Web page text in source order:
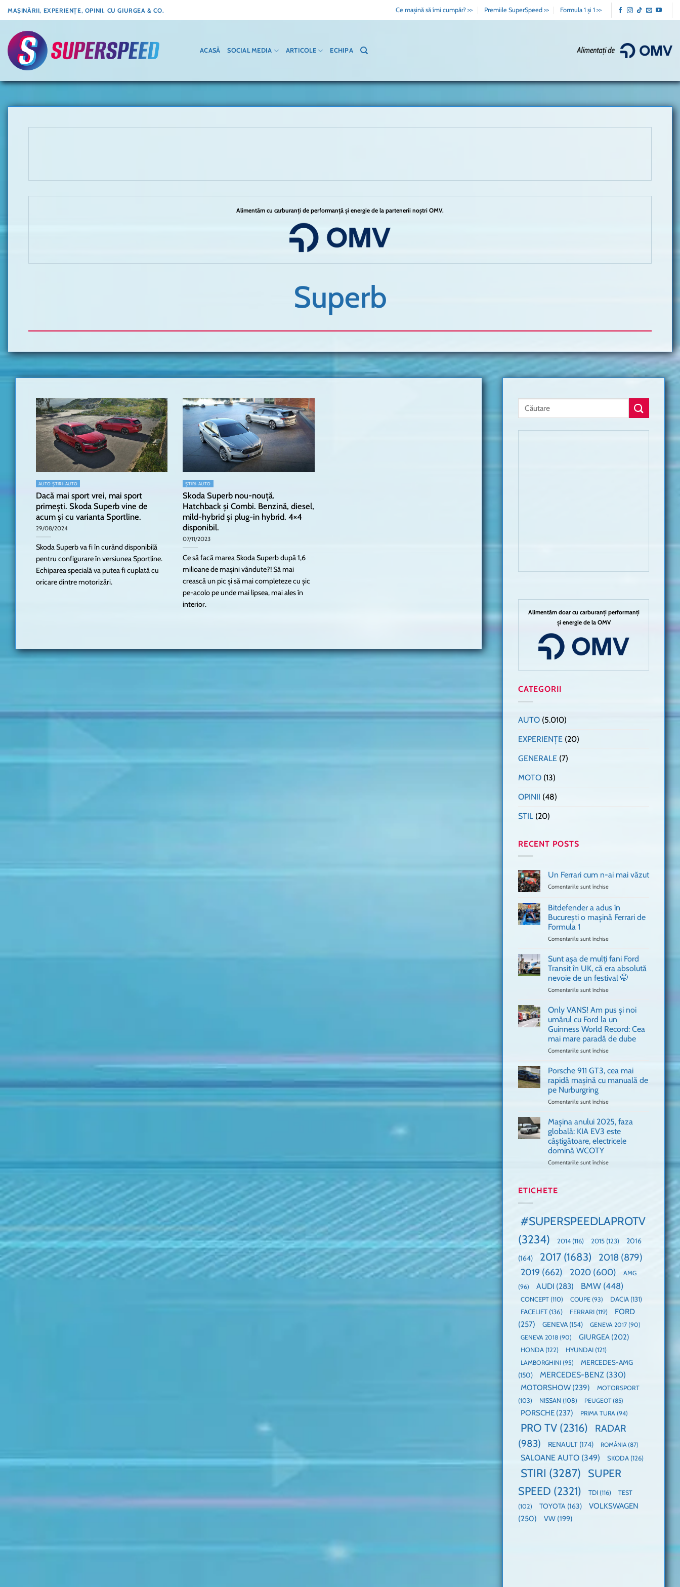
Skip
to
content
MAȘINĂRII, EXPERIENȚE, OPINII. CU GIURGEA & CO. Ce mașină să îmi cumpăr? >> Premiile SuperSpeed >> Formula 1 și 1 >>
ACASĂ SOCIAL MEDIA ARTICOLE ECHIPA
Alimentăm cu carburanți de performanță și energie de la partenerii noștri OMV.
Superb
AUTO ȘTIRI-AUTO
Dacă mai sport vrei, mai sport
primești. Skoda Superb vine de
acum și cu varianta Sportline.
29/08/2024
Skoda Superb va fi în curând disponibilă
pentru configurare în versiunea Sportline.
Echiparea specială va putea fi cuplată cu
oricare dintre motorizări.
ȘTIRI-AUTO
Skoda Superb nou-nouță.
Hatchback și Combi. Benzină, diesel,
mild-hybrid și plug-in hybrid. 4×4
disponibil.
07/11/2023
Ce să facă marea Skoda Superb după 1,6
milioane de mașini vândute?! Să mai
crească un pic și să mai completeze cu șic
pe-acolo pe unde mai lipsea, mai ales în
interior.
Alimentăm doar cu carburanți performanți
și energie de la OMV
CATEGORII
AUTO (5.010)
EXPERIENȚE (20)
GENERALE (7)
MOTO (13)
OPINII (48)
STIL (20)
RECENT POSTS
Un Ferrari cum n-ai mai văzut
Comentariile sunt închise
Ferrari
cum
n-
Bitdefender a adus în
București o mașină Ferrari de
Formula 1
Comentariile sunt închise
a
în
București
Ferrari
Formula
1
Sunt așa de mulți fani Ford
Transit în UK, că era absolută
nevoie de un festival 🤭
Comentariile sunt închise
așa
mulți
fani
Ford
că
era
un
festival
🤭
Only VANS! Am pus și noi
umărul cu Ford la un
Guinness World Record: Cea
mai mare paradă de dube
Comentariile sunt închise
VANS!
pus
cu
Ford
la
un
dube
Porsche 911 GT3, cea mai
rapidă mașină cu manuală de
pe Nurburgring
Comentariile sunt închise
911
GT3,
cea
mai
Mașina anului 2025, faza
globală: KIA EV3 este
câștigătoare, electricele
domină WCOTY
Comentariile sunt închise
EV3
câștigătoare,
domină
ETICHETE
#SUPERSPEEDLAPROTV
(3234)
2014 (116) 2015 (123) 2016
(164) 2017 (1683) 2018 (879)
2019 (662) 2020 (600)
AMG
(96)
AUDI (283) BMW (448)
CONCEPT (110) COUPE (93) DACIA (131)
FACELIFT (136) FERRARI (119)
FORD
(257)
GENEVA (154) GENEVA 2017 (90)
GENEVA 2018 (90) GIURGEA (202)
HONDA (122) HYUNDAI (121)
LAMBORGHINI (95)
MERCEDES-AMG
(150)
MERCEDES-BENZ (330)
MOTORSHOW (239)
MOTORSPORT
(103)
NISSAN (108) PEUGEOT(85)
PORSCHE (237) PRIMA TURA (94)
PRO TV (2316)
RADAR
(983)
RENAULT (174) ROMÂNIA(87)
SALOANE AUTO (349) SKODA (126)
STIRI (3287)
SUPER
SPEED (2321) TDI (116)
TEST
(102)
TOYOTA (163)
VOLKSWAGEN
(250)
VW (199)